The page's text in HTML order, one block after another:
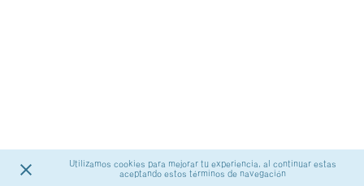
Utilizamos cookies para mejorar tu experiencia, al continuar estas
aceptando estos términos de navegación